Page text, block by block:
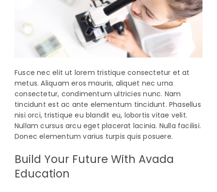
Fusce nec elit ut lorem tristique consectetur et at
metus. Aliquam eros mauris, aliquet nec urna
consectetur, condimentum ultricies nunc. Nam
tincidunt est ac ante elementum tincidunt. Phasellus
nisi orci, tristique eu blandit eu, lobortis vitae velit.
Nullam cursus arcu eget placerat lacinia. Nulla facilisi.
Donec elementum varius turpis quis posuere.
Build Your Future With Avada
Education